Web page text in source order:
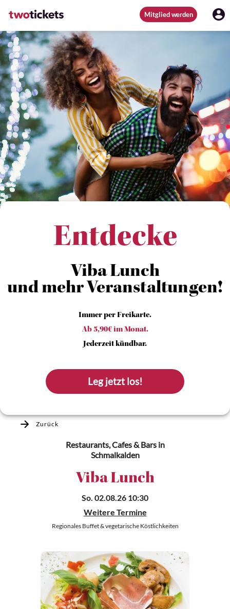
Mitglied werden
Entdecke
Viba Lunch
und mehr Veranstaltungen!
Immer per Freikarte.
Ab 5,90€ im Monat.
Jederzeit kündbar.
Leg jetzt los!
Zurück
Restaurants, Cafes & Barsin
Schmalkalden
Viba Lunch
So. 02.08.26 10:30
Weitere Termine
Regionales Buffet & vegetarische Köstlichkeiten